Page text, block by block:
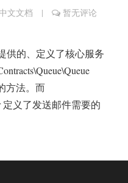
文文档 | 暂无评论
供的、定义了核心服务
方法。而
定义了发送邮件需要的